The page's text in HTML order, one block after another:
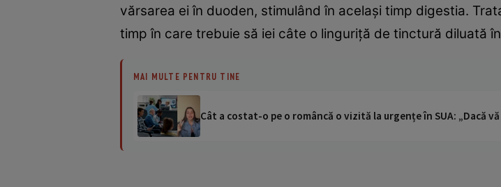
vărsarea ei în duoden, stimulând în acelaşi timp digestia.
timp în care trebuie să iei câte o linguriţă de tinctură diluată
MAI MULTE PENTRU TINE
Cât a costat-o pe o româncă o vizită la urgențe în SUA: „Dacă